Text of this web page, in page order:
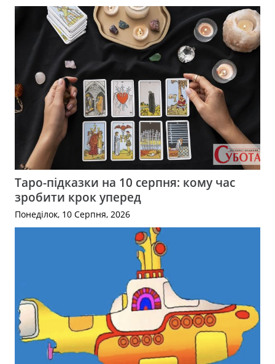
Таро-підказки на 10 серпня: кому час
зробити крок уперед
Понеділок, 10 Серпня, 2026